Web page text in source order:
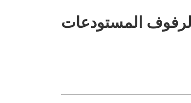
لرفوف المستودعات